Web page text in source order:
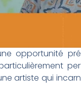
opportunité
artiste qui